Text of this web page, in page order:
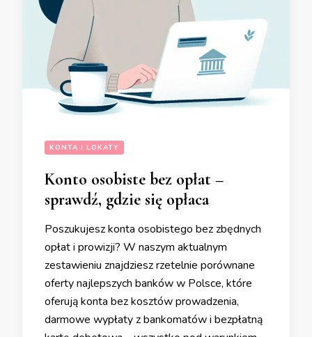
KONTA I LOKATY
Konto osobiste bez opłat –
sprawdź, gdzie się opłaca
Poszukujesz konta osobistego bez zbędnych
opłat i prowizji? W naszym aktualnym
zestawieniu znajdziesz rzetelnie porównane
oferty najlepszych banków w Polsce, które
oferują konta bez kosztów prowadzenia,
darmowe wypłaty z bankomatów i bezpłatną